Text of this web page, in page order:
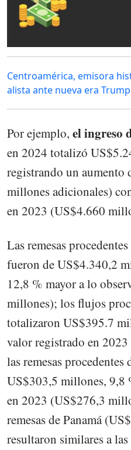
Centroamérica, emisora
alista ante nueva era Trump
Por ejemplo, el ingreso
en 2024 totalizó
registrando un aumento
millones adicionales)
en 2023 (US$4.660
Las remesas
fueron de US$4.340,2
12,8 % mayor a lo
millones); los flujos
totalizaron US$395.7
valor registrado en
las remesas procedentes
US$303,5 millones, 9,8
en 2023 (US$276,3
remesas de Panamá
resultaron similares a